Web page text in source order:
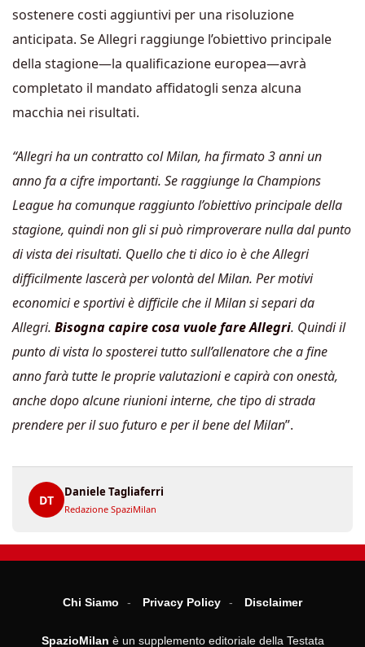
sostenere costi aggiuntivi per una risoluzione
anticipata. Se Allegri raggiunge l’obiettivo principale
della stagione—la qualificazione europea—avrà
completato il mandato affidatogli senza alcuna
macchia nei risultati.
“Allegri ha un contratto col Milan, ha firmato 3 anni un
anno fa a cifre importanti. Se raggiunge la Champions
League ha comunque raggiunto l’obiettivo principale della
stagione, quindi non gli si può rimproverare nulla dal punto
di vista dei risultati. Quello che ti dico io è che Allegri
difficilmente lascerà per volontà del Milan. Per motivi
economici e sportivi è difficile che il Milan si separi da
Allegri. Bisogna capire cosa vuole fare Allegri. Quindi il
punto di vista lo sposterei tutto sull’allenatore che a fine
anno farà tutte le proprie valutazioni e capirà con onestà,
anche dopo alcune riunioni interne, che tipo di strada
prendere per il suo futuro e per il bene del Milan”.
DT
Daniele Tagliaferri
Redazione SpaziMilan
Chi Siamo Privacy Policy Disclaimer
SpazioMilan è un supplemento editoriale della Testata